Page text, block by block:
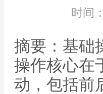
时间
摘要：基础
操作核心在
动，包括前